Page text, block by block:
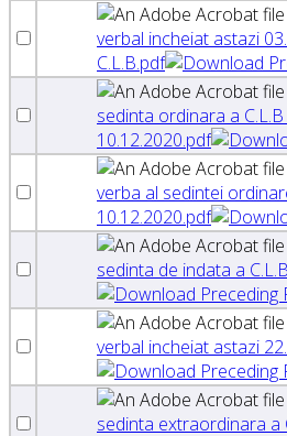
verbal incheiat astazi
C.L.B.pdf
sedinta ordinara a
10.12.2020.pdf
verba al sedintei
10.12.2020.pdf
sedinta de indata a
verbal incheiat astazi
sedinta extraordinara a